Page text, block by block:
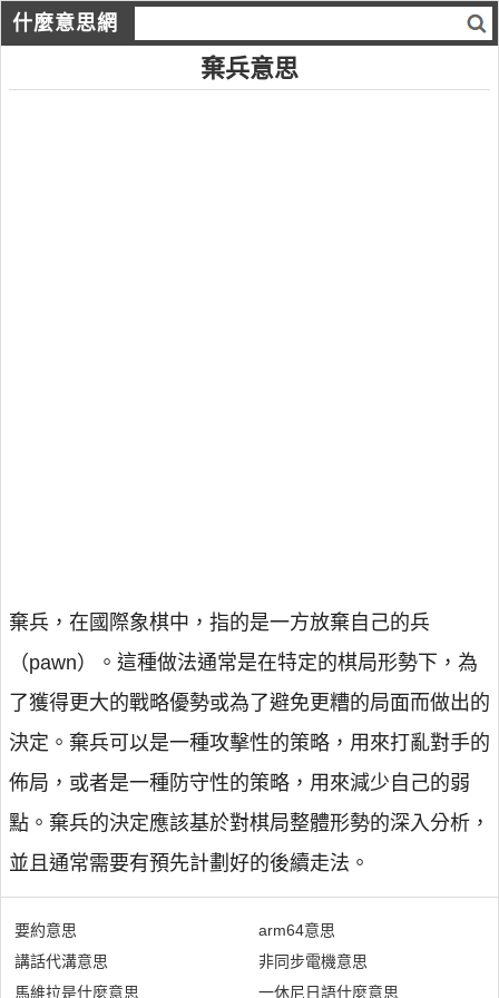
什麼意思網
棄兵意思
棄兵，在國際象棋中，指的是一方放棄自己的兵
（pawn）。這種做法通常是在特定的棋局形勢下，為
了獲得更大的戰略優勢或為了避免更糟的局面而做出的
決定。棄兵可以是一種攻擊性的策略，用來打亂對手的
佈局，或者是一種防守性的策略，用來減少自己的弱
點。棄兵的決定應該基於對棋局整體形勢的深入分析，
並且通常需要有預先計劃好的後續走法。
要約意思
講話代溝意思
馬維拉是什麼意思
arm64意思
非同步電機意思
一休尼日語什麼意思